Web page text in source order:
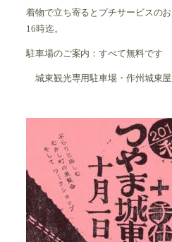
着物で立ち寄るとプチサービスの
16時迄。
駐車場のご案内：すべて無料です
城東観光専用駐車場・作州城東